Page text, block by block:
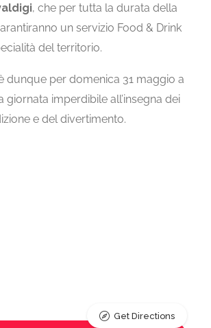
, che per tutta la durata della
un servizio Food & Drink
del territorio.
dunque per domenica 31 maggio a
giornata imperdibile all’insegna dei
e del divertimento.
Get Directions